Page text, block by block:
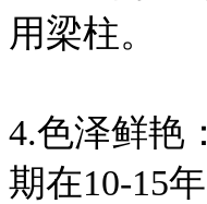
用梁柱。
4.色泽鲜艳
期在10-15年